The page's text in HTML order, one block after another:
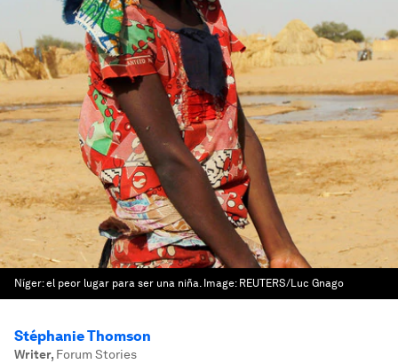
Níger: el peor lugar para ser una niña. Image: REUTERS/Luc Gnago
Stéphanie Thomson
Writer, Forum Stories